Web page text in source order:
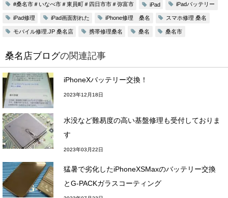
#桑名市＃いなべ市＃東員町＃四日市市＃弥富市 iPad iPadバッテリー
iPad修理 iPad画面割れた iPhone修理 桑名 スマホ修理 桑名
モバイル修理.JP 桑名店 携帯修理桑名 桑名 桑名市
桑名店ブログの関連記事
iPhoneXバッテリー交換！
2023年12月18日
水没など難易度の高い基盤修理も受付しておりま
す
2023年03月22日
猛暑で劣化したiPhoneXSMaxのバッテリー交換
とG-PACKガラスコーティング